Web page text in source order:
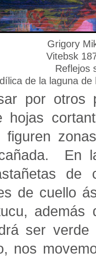
Grigory
Vitebsk
Reflejos
de la laguna
por otros
hojas
figuren
En
de cuello
ser
nos